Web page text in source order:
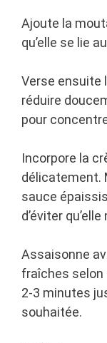
Ajoute la
qu’elle se lie
Verse ensuite
réduire
pour
Incorpore la
délicatement.
sauce
d’éviter
Assaisonne
fraîches
2-3 minutes
souhaitée.